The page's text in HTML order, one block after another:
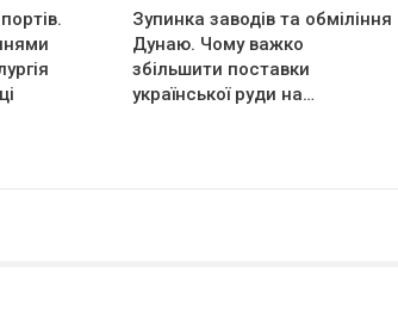
Зупинка заводів та обміління
Дунаю. Чому важко
збільшити поставки
української руди на…